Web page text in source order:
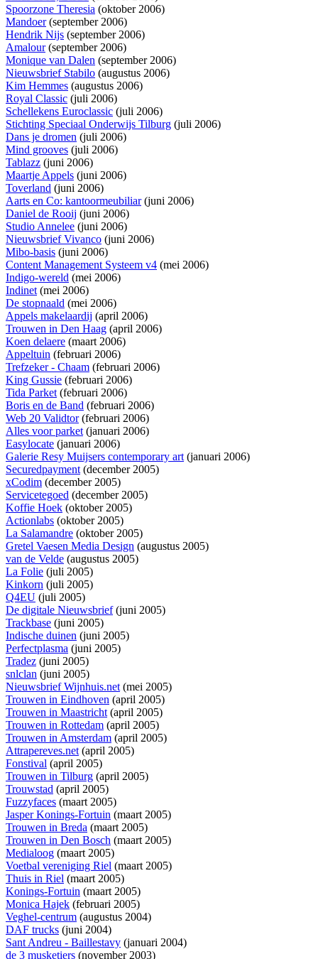
Spoorzone Theresia (oktober 2006)
Mandoer(september 2006)
Hendrik Nijs (september 2006)
Amalour(september 2006)
Monique van Dalen (september 2006)
Nieuwsbrief Stabilo (augustus 2006)
Kim Hemmes (augustus 2006)
Royal Classic (juli 2006)
Schellekens Euroclassic (juli 2006)
Stichting Speciaal Onderwijs Tilburg (juli 2006)
Dans je dromen (juli 2006)
Mind grooves (juli 2006)
Tablazz (juni 2006)
Maartje Appels (juni 2006)
Toverland (juni 2006)
Aarts en Co: kantoormeubiliar(juni 2006)
Daniel de Rooij (juni 2006)
Studio Annelee (juni 2006)
Nieuwsbrief Vivanco (juni 2006)
Mibo-basis (juni 2006)
Content Management Systeem v4 (mei 2006)
Indigo-wereld (mei 2006)
Indinet(mei 2006)
De stopnaald (mei 2006)
Appels makelaardij (april 2006)
Trouwen in Den Haag (april 2006)
Koen delaere (maart 2006)
Appeltuin (februari 2006)
Trefzeker - Chaam (februari 2006)
King Gussie (februari 2006)
Tida Parket(februari 2006)
Boris en de Band (februari 2006)
Web 20 Validtor(februari 2006)
Alles voor parket(januari 2006)
Easylocate (januari 2006)
Galerie Resy Muijsers contemporary art(januari 2006)
Securedpayment(december 2005)
xCodim (december 2005)
Servicetegoed (december 2005)
Koffie Hoek (oktober 2005)
Actionlabs (oktober 2005)
La Salamandre (oktober 2005)
Gretel Vaesen Media Design (augustus 2005)
van de Velde (augustus 2005)
La Folie (juli 2005)
Kinkorn (juli 2005)
Q4EU (juli 2005)
De digitale Nieuwsbrief(juni 2005)
Trackbase (juni 2005)
Indische duinen (juni 2005)
Perfectplasma (juni 2005)
Tradez (juni 2005)
snlclan (juni 2005)
Nieuwsbrief Wijnhuis.net(mei 2005)
Trouwen in Eindhoven (april 2005)
Trouwen in Maastricht(april 2005)
Trouwen in Rottedam (april 2005)
Trouwen in Amsterdam (april 2005)
Attrapereves.net(april 2005)
Fonstival (april 2005)
Trouwen in Tilburg (april 2005)
Trouwstad (april 2005)
Fuzzyfaces (maart 2005)
Jasper Konings-Fortuin (maart 2005)
Trouwen in Breda (maart 2005)
Trouwen in Den Bosch (maart 2005)
Medialoog (maart 2005)
Voetbal vereniging Riel (maart 2005)
Thuis in Riel (maart 2005)
Konings-Fortuin (maart 2005)
Monica Hajek (februari 2005)
Veghel-centrum (augustus 2004)
DAF trucks (juni 2004)
Sant Andreu - Baillestavy (januari 2004)
de 3 musketiers (november 2003)